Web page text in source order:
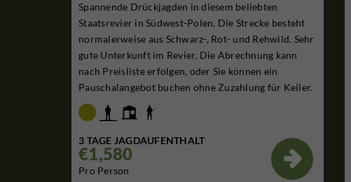
Spannende Drückjagden in diesem beliebten
Staatsrevier in Südwest-Polen. Die Strecke besteht
normalerweise aus Schwarz-, Rot- und Rehwild. Sehr
gute Unterkunft im Revier. Die Abrechnung kann
nach Preisliste erfolgen, oder Sie können ein
Pauschalangebot buchen ohne Zuzahlung für Keiler.
3 TAGE JAGDAUFENTHALT
€1,580
Pro Person
